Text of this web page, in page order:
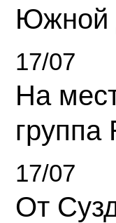
Южной
17/07
На
группа
17/07
От